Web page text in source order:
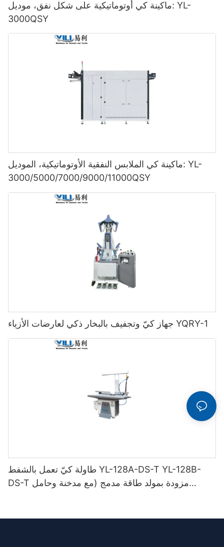
ماكينة كي أوتوماتيكية على شكل نفق، موديل: YL-
3000QSY
ماكينة كي الملابس النفقية الأوتوماتيكية، الموديل: YL-
3000/5000/7000/9000/11000QSY
جهاز كيّ وتجفيف بالبخار ذكي لعارضات الأزياء YQRY-1
طاولة كيّ تعمل بالشفط YL-128A-DS-T YL-128B-
DS-T مزودة بمولد طاقة مدمج (مع مدخنة وحامل